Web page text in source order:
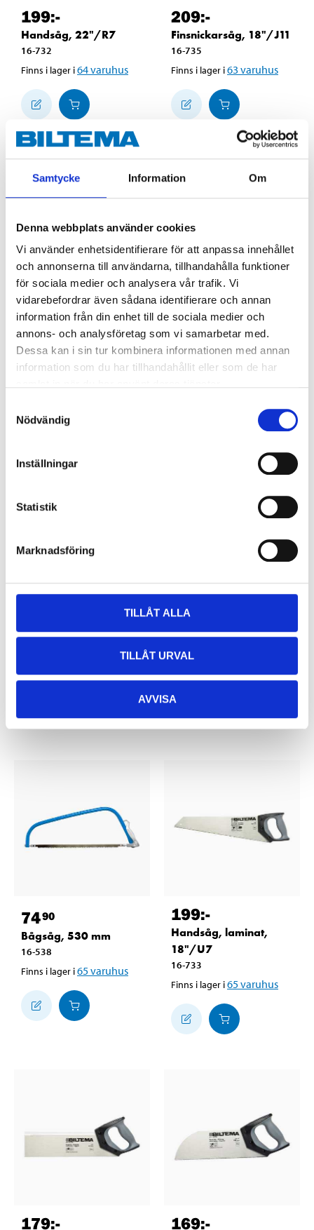
Samtycke Information Om
Denna webbplats använder cookies
Vi använder enhetsidentifierare för att anpassa innehållet
och annonserna till användarna, tillhandahålla funktioner
för sociala medier och analysera vår trafik. Vi
vidarebefordrar även sådana identifierare och annan
information från din enhet till de sociala medier och
annons- och analysföretag som vi samarbetar med.
Dessa kan i sin tur kombinera informationen med annan
information som du har tillhandahållit eller som de har
Nödvändig
Inställningar
Statistik
Marknadsföring
TILLÅT ALLA
TILLÅT URVAL
AVVISA
199:-
Handsåg, 22"/R7
16-732
Finns i lager i64varuhus
209:-
Finsnickarsåg, 18"/J11
16-735
Finns i lager i63 varuhus
119:-
Universalsåg
Finns i lager i
varuhus
59 90
Sticksåg, 310 mm
16-544
Finns i lager i 64varuhus
16-740
varuhus
239
20"/J11
16-737
Finns i lager i65varuhus
7490
Bågsåg, 530 mm
16-538
Finns i lager i65varuhus
199:-
Handsåg, laminat,
18"/U7
16-733
Finns i lager i65varuhus
179:- 169:-